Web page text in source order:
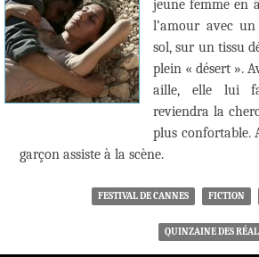
jeune femme en
l’amour avec
sol, sur un tissu
plein « désert ».
aille, elle lui
reviendra la
plus confortable.
garçon assiste à la scène.
FESTIVAL DE CANNES FICTION
QUINZAINE DES